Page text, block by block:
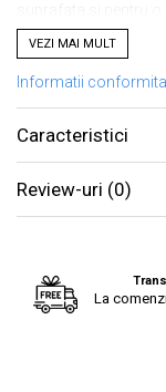
Avantaje:
umplutura
durabilitate
lavabilitate la 40 C
imbina perfect
VEZI MAI MULT
Informatii
Caracteristici
Review-uri (0)
La